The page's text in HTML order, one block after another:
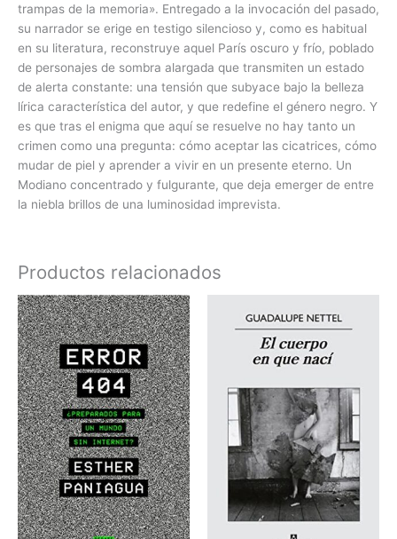
trampas de la memoria». Entregado a la invocación del pasado,
su narrador se erige en testigo silencioso y, como es habitual
en su literatura, reconstruye aquel París oscuro y frío, poblado
de personajes de sombra alargada que transmiten un estado
de alerta constante: una tensión que subyace bajo la belleza
lírica característica del autor, y que redefine el género negro. Y
es que tras el enigma que aquí se resuelve no hay tanto un
crimen como una pregunta: cómo aceptar las cicatrices, cómo
mudar de piel y aprender a vivir en un presente eterno. Un
Modiano concentrado y fulgurante, que deja emerger de entre
la niebla brillos de una luminosidad imprevista.
Productos relacionados